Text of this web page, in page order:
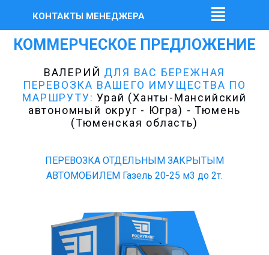
КОНТАКТЫ МЕНЕДЖЕРА
КОММЕРЧЕСКОЕ ПРЕДЛОЖЕНИЕ
ВАЛЕРИЙ ДЛЯ ВАС БЕРЕЖНАЯ
ПЕРЕВОЗКА ВАШЕГО ИМУЩЕСТВА ПО
МАРШРУТУ: Урай (Ханты-Мансийский
автономный округ - Югра) - Тюмень
(Тюменская область)
ПЕРЕВОЗКА ОТДЕЛЬНЫМ ЗАКРЫТЫМ
АВТОМОБИЛЕМ Газель 20-25 м3 до 2т.